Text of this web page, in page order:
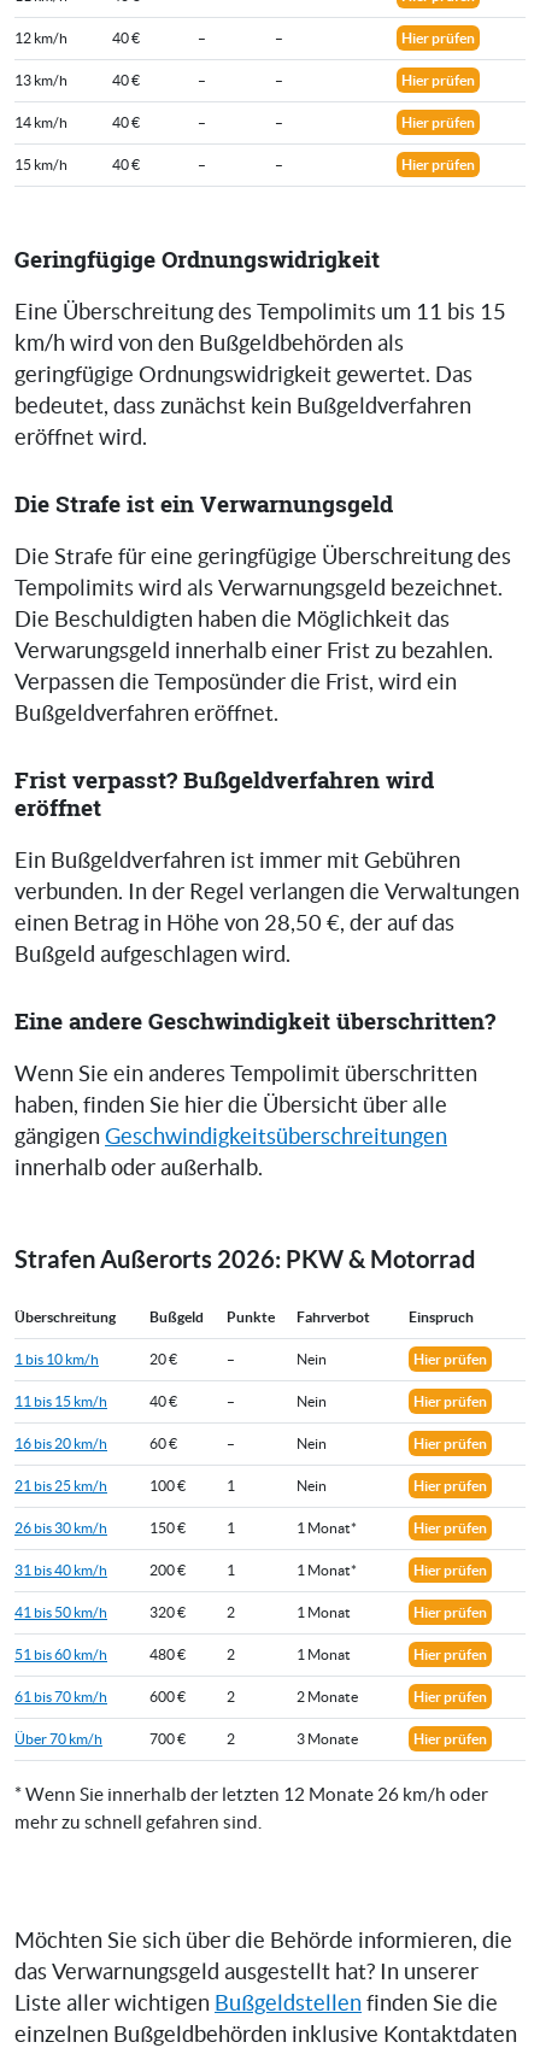
12 km/h 40 € – – Hier prüfen
13 km/h 40 € – – Hier prüfen
14 km/h 40 € – – Hier prüfen
15 km/h 40 € – – Hier prüfen
Geringfügige Ordnungswidrigkeit
Eine Überschreitung des Tempolimits um 11 bis 15
km/h wird von den Bußgeldbehörden als
geringfügige Ordnungswidrigkeit gewertet. Das
bedeutet, dass zunächst kein Bußgeldverfahren
eröffnet wird.
Die Strafe ist ein Verwarnungsgeld
Die Strafe für eine geringfügige Überschreitung des
Tempolimits wird als Verwarnungsgeld bezeichnet.
Die Beschuldigten haben die Möglichkeit das
Verwarungsgeld innerhalb einer Frist zu bezahlen.
Verpassen die Temposünder die Frist, wird ein
Bußgeldverfahren eröffnet.
Frist verpasst? Bußgeldverfahren wird
eröffnet
Ein Bußgeldverfahren ist immer mit Gebühren
verbunden. In der Regel verlangen die Verwaltungen
einen Betrag in Höhe von 28,50 €, der auf das
Bußgeld aufgeschlagen wird.
Eine andere Geschwindigkeit überschritten?
Wenn Sie ein anderes Tempolimit überschritten
haben, finden Sie hier die Übersicht über alle
gängigen Geschwindigkeitsüberschreitungen
innerhalb oder außerhalb.
Strafen Außerorts 2026: PKW & Motorrad
Überschreitung Bußgeld Punkte Fahrverbot Einspruch
1 bis 10 km/h 20 € – Nein Hier prüfen
11 bis 15 km/h 40 € – Nein Hier prüfen
16 bis 20 km/h 60 € – Nein Hier prüfen
21 bis 25 km/h 100 € 1 Nein Hier prüfen
26 bis 30 km/h 150 € 1 1 Monat* Hier prüfen
31 bis 40 km/h 200 € 1 1 Monat* Hier prüfen
41 bis 50 km/h 320 € 2 1 Monat Hier prüfen
51 bis 60 km/h 480 € 2 1 Monat Hier prüfen
61 bis 70 km/h 600 € 2 2 Monate Hier prüfen
Über 70 km/h 700 € 2 3 Monate Hier prüfen
* Wenn Sie innerhalb der letzten 12 Monate 26 km/h oder
mehr zu schnell gefahren sind.
Möchten Sie sich über die Behörde informieren, die
das Verwarnungsgeld ausgestellt hat? In unserer
Liste aller wichtigen Bußgeldstellen finden Sie die
einzelnen Bußgeldbehörden inklusive Kontaktdaten